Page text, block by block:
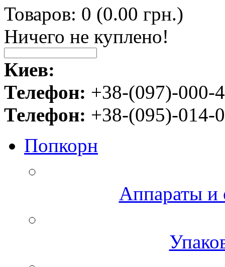
Товаров: 0 (0.00 грн.)
Ничего не куплено!
Киев:
Телефон: +38-(097)-000-
Телефон: +38-(095)-014-
Попкорн
Аппараты и